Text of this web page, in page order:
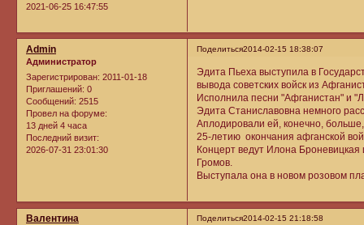
2021-06-25 16:47:55
Поделиться2014-02-15 18:38:07
Admin
Администратор
Зарегистрирован: 2011-01-18
Приглашений: 0
Сообщений: 2515
Провел на форуме:
13 дней 4 часа
Последний визит:
2026-07-31 23:01:30
Эдита Пьеха выступила в
вывода советских войск из
Исполнила песни "Афганистан" и
Эдита Станиславовна немного
Аплодировали ей, конечно,
25-летию окончания афганской
Концерт ведут Илона
Громов.
Выступала она в новом розовом
Поделиться2014-02-15 21:18:58
Валентина